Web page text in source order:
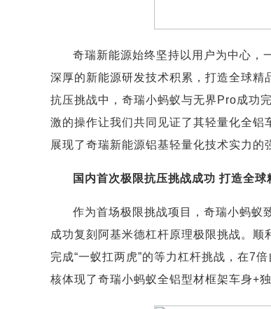
奇瑞新能源始终坚持以用户为中心，
深厚的新能源研发技术积累，打造全球
抗压挑战中，奇瑞小蚂蚁与无界Pro成功
激的操作让我们共同见证了其轻量化全
展现了奇瑞新能源铝基轻量化技术实力的
国内首次极限抗压挑战成功 打造全
作为首场极限挑战项目，奇瑞小蚂蚁
成功复刻阿基米德杠杆原理极限挑战。
完成“一蚁扛两虎”的等力杠杆挑战，在7
核体现了奇瑞小蚂蚁全铝型材框架车身+